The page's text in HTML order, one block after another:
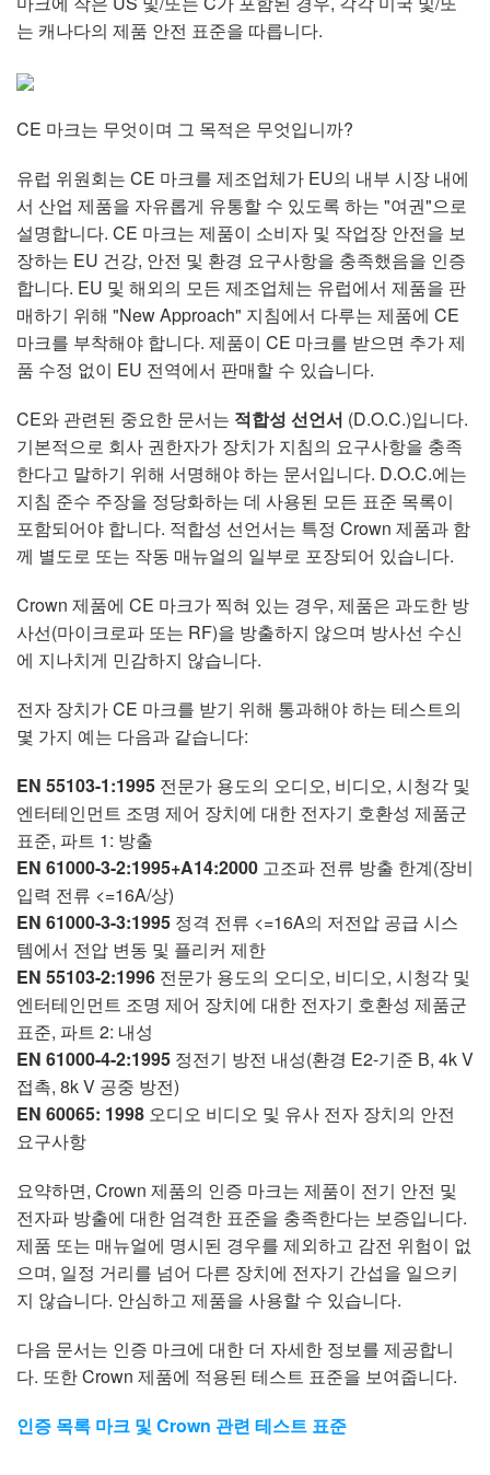
는 캐나다의 제품 안전 표준을 따릅니다.
CE 마크는 무엇이며 그 목적은 무엇입니까?
유럽 위원회는 CE 마크를 제조업체가 EU의 내부 시장 내에
서 산업 제품을 자유롭게 유통할 수 있도록 하는 "여권"으로
설명합니다. CE 마크는 제품이 소비자 및 작업장 안전을 보
장하는 EU 건강, 안전 및 환경 요구사항을 충족했음을 인증
합니다. EU 및 해외의 모든 제조업체는 유럽에서 제품을 판
매하기 위해 "New Approach" 지침에서 다루는 제품에 CE
마크를 부착해야 합니다. 제품이 CE 마크를 받으면 추가 제
품 수정 없이 EU 전역에서 판매할 수 있습니다.
CE와 관련된 중요한 문서는 적합성 선언서 (D.O.C.)입니다.
기본적으로 회사 권한자가 장치가 지침의 요구사항을 충족
한다고 말하기 위해 서명해야 하는 문서입니다. D.O.C.에는
지침 준수 주장을 정당화하는 데 사용된 모든 표준 목록이
포함되어야 합니다. 적합성 선언서는 특정 Crown 제품과 함
께 별도로 또는 작동 매뉴얼의 일부로 포장되어 있습니다.
Crown 제품에 CE 마크가 찍혀 있는 경우, 제품은 과도한 방
사선(마이크로파 또는 RF)을 방출하지 않으며 방사선 수신
에 지나치게 민감하지 않습니다.
전자 장치가 CE 마크를 받기 위해 통과해야 하는 테스트의
몇 가지 예는 다음과 같습니다:
EN 55103-1:1995 전문가 용도의 오디오, 비디오, 시청각 및
엔터테인먼트 조명 제어 장치에 대한 전자기 호환성 제품군
표준, 파트 1: 방출
EN 61000-3-2:1995+A14:2000 고조파 전류 방출 한계(장비
입력 전류 <=16A/상)
EN 61000-3-3:1995 정격 전류 <=16A의 저전압 공급 시스
템에서 전압 변동 및 플리커 제한
EN 55103-2:1996 전문가 용도의 오디오, 비디오, 시청각 및
엔터테인먼트 조명 제어 장치에 대한 전자기 호환성 제품군
표준, 파트 2: 내성
EN 61000-4-2:1995 정전기 방전 내성(환경 E2-기준 B, 4k V
접촉, 8k V 공중 방전)
EN 60065: 1998 오디오 비디오 및 유사 전자 장치의 안전
요구사항
요약하면, Crown 제품의 인증 마크는 제품이 전기 안전 및
전자파 방출에 대한 엄격한 표준을 충족한다는 보증입니다.
제품 또는 매뉴얼에 명시된 경우를 제외하고 감전 위험이 없
으며, 일정 거리를 넘어 다른 장치에 전자기 간섭을 일으키
지 않습니다. 안심하고 제품을 사용할 수 있습니다.
다음 문서는 인증 마크에 대한 더 자세한 정보를 제공합니
다. 또한 Crown 제품에 적용된 테스트 표준을 보여줍니다.
인증 목록 마크 및 Crown 관련 테스트 표준